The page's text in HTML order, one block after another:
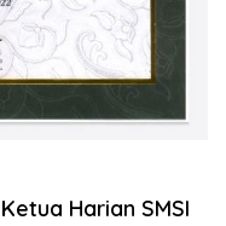
Harian SMSI